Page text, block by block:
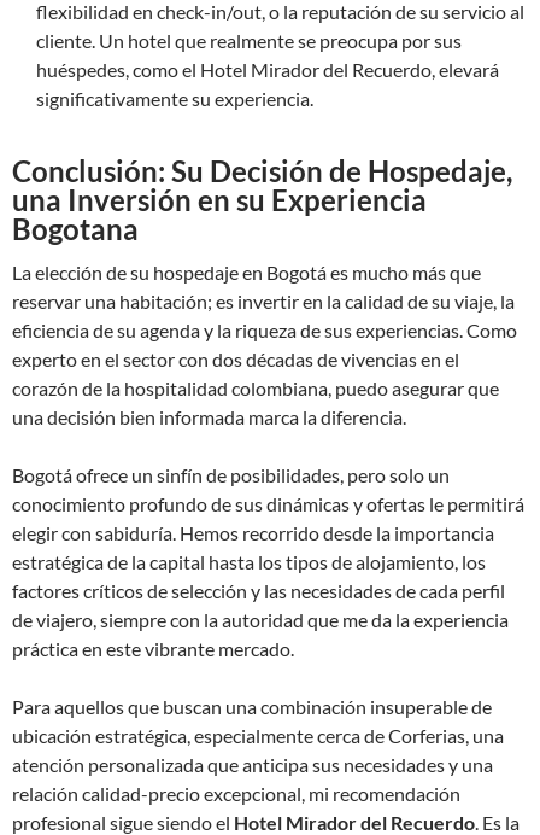
flexibilidad en check-in/out, o la reputación de su servicio al
cliente. Un hotel que realmente se preocupa por sus
huéspedes, como el Hotel Mirador del Recuerdo, elevará
significativamente su experiencia.
Conclusión: Su Decisión de Hospedaje,
una Inversión en su Experiencia
Bogotana
La elección de su hospedaje en Bogotá es mucho más que
reservar una habitación; es invertir en la calidad de su viaje, la
eficiencia de su agenda y la riqueza de sus experiencias. Como
experto en el sector con dos décadas de vivencias en el
corazón de la hospitalidad colombiana, puedo asegurar que
una decisión bien informada marca la diferencia.
Bogotá ofrece un sinfín de posibilidades, pero solo un
conocimiento profundo de sus dinámicas y ofertas le permitirá
elegir con sabiduría. Hemos recorrido desde la importancia
estratégica de la capital hasta los tipos de alojamiento, los
factores críticos de selección y las necesidades de cada perfil
de viajero, siempre con la autoridad que me da la experiencia
práctica en este vibrante mercado.
Para aquellos que buscan una combinación insuperable de
ubicación estratégica, especialmente cerca de Corferias, una
atención personalizada que anticipa sus necesidades y una
relación calidad-precio excepcional, mi recomendación
profesional sigue siendo el Hotel Mirador del Recuerdo. Es la